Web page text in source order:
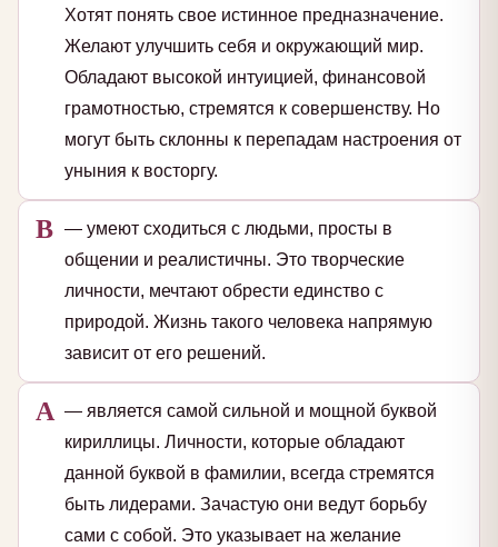
Хотят понять свое истинное предназначение.
Желают улучшить себя и окружающий мир.
Обладают высокой интуицией, финансовой
грамотностью, стремятся к совершенству. Но
могут быть склонны к перепадам настроения от
уныния к восторгу.
В — умеют сходиться с людьми, просты в
общении и реалистичны. Это творческие
личности, мечтают обрести единство с
природой. Жизнь такого человека напрямую
зависит от его решений.
А — является самой сильной и мощной буквой
кириллицы. Личности, которые обладают
данной буквой в фамилии, всегда стремятся
быть лидерами. Зачастую они ведут борьбу
сами с собой. Это указывает на желание